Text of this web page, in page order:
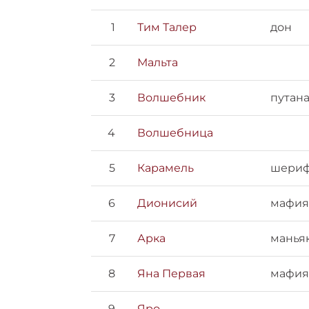
1 Тим Талер дон
2 Мальта
3 Волшебник путана
4 Волшебница
5 Карамель
6 Дионисий мафия
7 Арка
8 Яна Первая мафия